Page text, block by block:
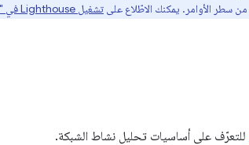
تشغيل Lighthouse في "أدوات مطوّري البرامج في Chrome"
للتعرّف على أساسيات تحليل نشاط الشبكة.